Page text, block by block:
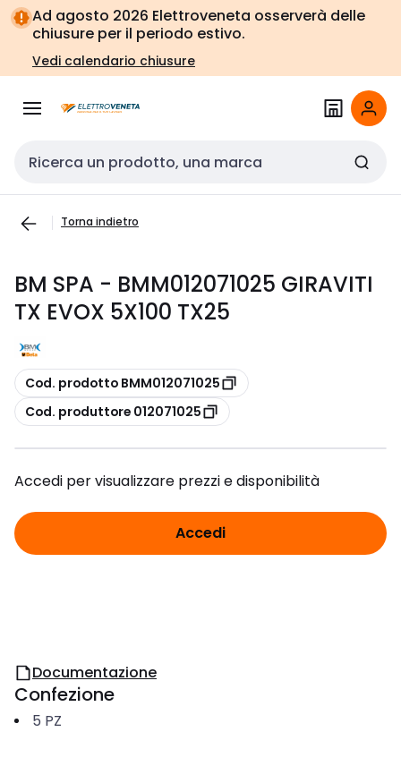
Vai alla
navigazione
Vai
alla
pagina
Ad agosto 2026 Elettroveneta osserverà delle
chiusure per il periodo estivo.
Vedi calendario chiusure
Cerca input
Torna indietro
BM SPA - BMM012071025 GIRAVITI
TX EVOX 5X100 TX25
copia
Cod. prodotto BMM012071025
copia
Cod. produttore 012071025
Accedi per visualizzare prezzi e disponibilità
Accedi
Documentazione
Confezione
5 PZ